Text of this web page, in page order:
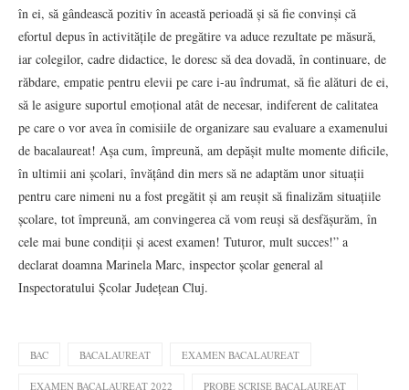
în ei, să gândească pozitiv în această perioadă și să fie convinși că
efortul depus în activitățile de pregătire va aduce rezultate pe măsură,
iar colegilor, cadre didactice, le doresc să dea dovadă, în continuare, de
răbdare, empatie pentru elevii pe care i-au îndrumat, să fie alături de ei,
să le asigure suportul emoțional atât de necesar, indiferent de calitatea
pe care o vor avea în comisiile de organizare sau evaluare a examenului
de bacalaureat! Așa cum, împreună, am depășit multe momente dificile,
în ultimii ani școlari, învățând din mers să ne adaptăm unor situații
pentru care nimeni nu a fost pregătit și am reușit să finalizăm situațiile
școlare, tot împreună, am convingerea că vom reuși să desfășurăm, în
cele mai bune condiții și acest examen! Tuturor, mult succes!” a
declarat doamna Marinela Marc, inspector școlar general al
Inspectoratului Școlar Județean Cluj.
BAC BACALAUREAT EXAMEN BACALAUREAT
EXAMEN BACALAUREAT 2022 PROBE SCRISE BACALAUREAT